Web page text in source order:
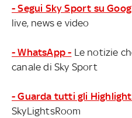
- Segui Sky Sport su
live, news e video
- WhatsApp - Le notizie
canale di Sky Sport
- Guarda tutti gli
SkyLightsRoom